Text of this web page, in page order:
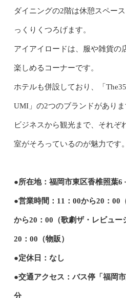
ダイニングの2階は休憩スペー
っくりくつろげます。
アイアイロードは、服や雑貨の
楽しめるコーナーです。
ホテルも併設しており、「
UMI」の2つのブランドがありま
ビジネスから観光まで、それぞ
室がそろっているのが魅力です。
●所在地：福岡市東区香椎照葉6
●営業時間：11：00から20：00
から20：00（歌劇ザ・レビュー
20：00（物販）
●定休日：なし
●交通アクセス：バス停「福岡
分